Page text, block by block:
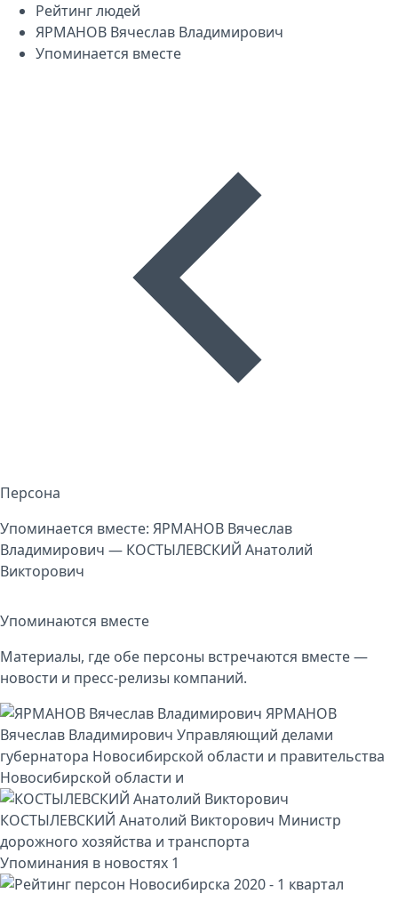
Рейтинг людей
ЯРМАНОВ Вячеслав Владимирович
Упоминается вместе
Персона
Упоминается вместе: ЯРМАНОВ Вячеслав
Владимирович — КОСТЫЛЕВСКИЙ Анатолий
Викторович
Упоминаются вместе
Материалы, где обе персоны встречаются вместе —
новости и пресс-релизы компаний.
ЯРМАНОВ
Вячеслав Владимирович Управляющий делами
губернатора Новосибирской области и правительства
Новосибирской области и
КОСТЫЛЕВСКИЙ Анатолий Викторович Министр
дорожного хозяйства и транспорта
Упоминания в новостях 1